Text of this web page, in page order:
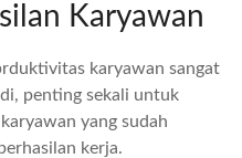
Karyawan
karyawan sangat
penting sekali untuk
yang sudah
kerja.